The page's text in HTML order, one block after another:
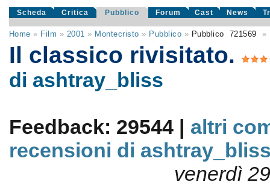
Scheda Critica Pubblico Forum Cast News
Home » Film » 2001 » Montecristo » Pubblico » Pubblico 721569 »
Il classico rivisitato.
di ashtray_bliss
Feedback: 29544 | altri
recensioni di
venerdì